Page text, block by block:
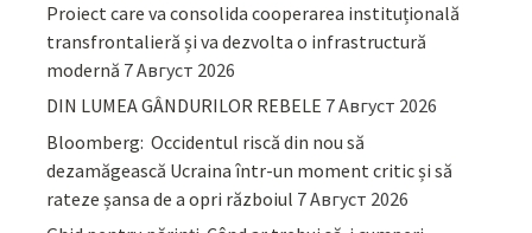
Proiect care va consolida cooperarea instituțională
transfrontalieră și va dezvolta o infrastructură
modernă 7 Август 2026
DIN LUMEA GÂNDURILOR REBELE 7 Август 2026
Bloomberg: Occidentul riscă din nou să
dezamăgească Ucraina într-un moment critic și să
rateze șansa de a opri războiul 7 Август 2026